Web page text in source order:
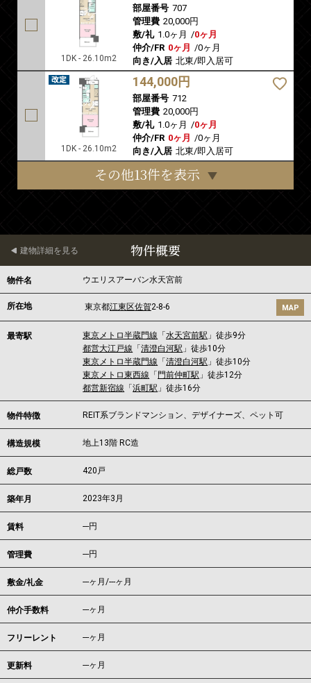
1DK - 26.10m2
部屋番号 707
管理費 20,000円
敷/礼 1.0ヶ月 /0ヶ月
仲介/FR 0ヶ月 /0ヶ月
向き/入居 北東/即入居可
1DK - 26.10m2
144,000円
部屋番号 712
管理費 20,000円
敷/礼 1.0ヶ月 /0ヶ月
仲介/FR 0ヶ月 /0ヶ月
向き/入居 北東/即入居可
その他13件を表示
物件概要
建物詳細を見る
物件名 ウエリスアーバン水天宮前
所在地 東京都江東区佐賀2-8-6 MAP
最寄駅 東京メトロ半蔵門線 「水天宮前駅 」徒歩9分
都営大江戸線 「清澄白河駅 」徒歩10分
東京メトロ半蔵門線 「清澄白河駅 」徒歩10分
東京メトロ東西線 「 門前仲町駅 」徒歩12分
都営新宿線 「浜町駅 」徒歩16分
物件特徴 REIT系ブランドマンション、デザイナーズ、ペット可
構造規模 地上13階 RC造
総戸数 420戸
築年月 2023年3月
賃料 ---円
管理費 ---円
敷金/礼金 ---ヶ月/---ヶ月
仲介手数料 ---ヶ月
フリーレント ---ヶ月
更新料 ---ヶ月